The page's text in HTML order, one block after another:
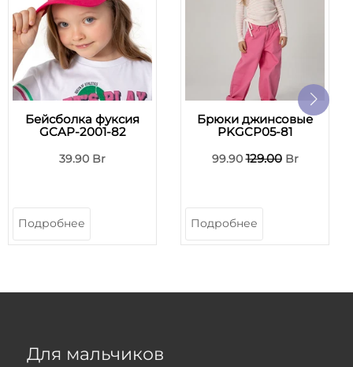
Бейсболка фуксия
GCAP-2001-82
39.90 Br
Подробнее
Брюки джинсовые
PKGCP05-81
99.90129.00Br
Подробнее
Для мальчиков